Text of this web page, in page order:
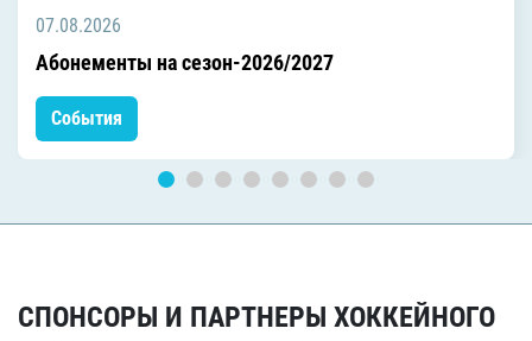
07.08.2026
Абонементы на сезон-2026/2027
События
СПОНСОРЫ И ПАРТНЕРЫ ХОККЕЙНОГО